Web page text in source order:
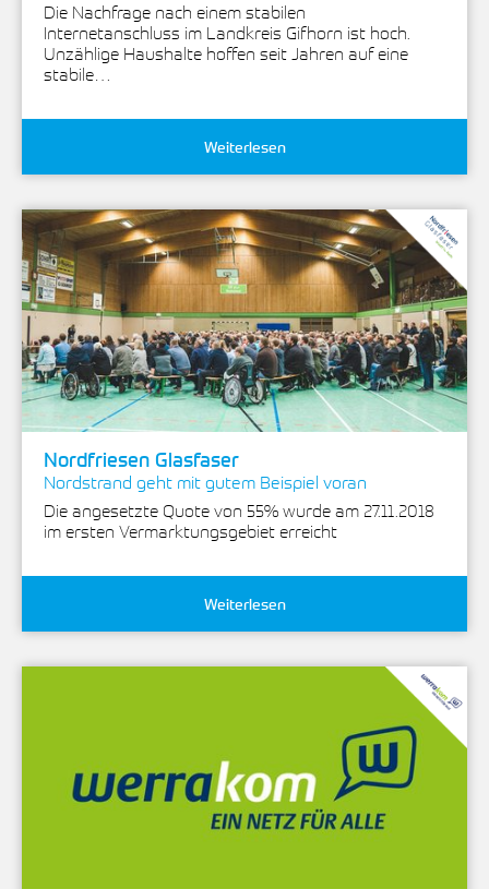
Die Nachfrage nach einem stabilen
Internetanschluss im Landkreis Gifhorn ist hoch.
Unzählige Haushalte hoffen seit Jahren auf eine
stabile…
Weiterlesen
Nordfriesen Glasfaser
Nordstrand geht mit gutem Beispiel voran
Die angesetzte Quote von 55% wurde am 27.11.2018
im ersten Vermarktungsgebiet erreicht
Weiterlesen